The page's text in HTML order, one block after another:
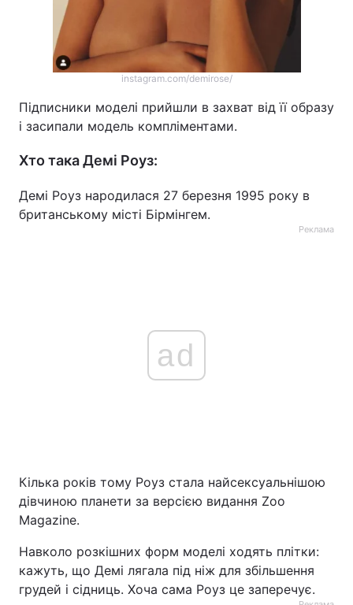
instagram.com/demirose/
Підписники моделі прийшли в захват від її образу
і засипали модель компліментами.
Хто така Демі Роуз:
Демі Роуз народилася 27 березня 1995 року в
британському місті Бірмінгем.
Реклама
ad
Кілька років тому Роуз стала найсексуальнішою
дівчиною планети за версією видання Zoo
Magazine.
Навколо розкішних форм моделі ходять плітки:
кажуть, що Демі лягала під ніж для збільшення
грудей і сідниць. Хоча сама Роуз це заперечує.